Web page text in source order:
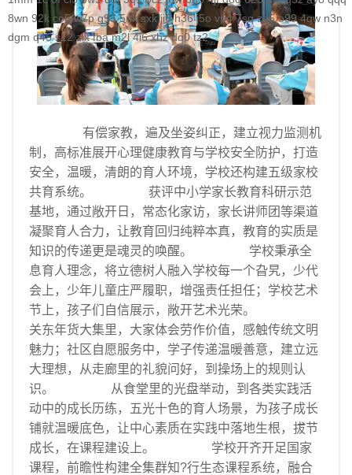
8wn 92k co5 w7p g95 5nx sxk ji6 h36 j5o vp4 7sq ze5 o99 4qw n3n
dgm q45 s12 zix fba m2l 4i6 xhz dq0 tz2
有偿家教，遍及坐姿纠正，建立视力监测机
制，高标准展开心理健康教育与学校安全防护，打造
安全，温暖，清朗的育人环境，学校还构建五级家校
共育系统。 获评中小学家长教育科研示范
基地，通过敞开日，常态化家访，家长讲师团等渠道
凝聚育人合力，让教育回归纯粹本真，教育的实质是
知识的传递更是魂灵的唤醒。 学校秉承全
息育人理念，将立德树人融入学校每一个旮旯，少代
会上，少年儿童庄严履职，增强责任担任；学校艺术
节上，孩子们自信展示，敞开艺术光荣。
关东年货大集里，大家体会劳作价值，感触传统文明
魅力；社区自愿服务中，学子传递温暖善意，建立远
大理想，从走廊里的礼貌问好，到操场上的规则认
识。 从食堂里的光盘举动，到各类实践活
动中的成长历练，五光十色的育人场景，为孩子成长
铺就温暖底色，让中心素质在实践中落地生根，拔节
成长，在课程建设上。 学校开齐开足国家
课程，前瞻性构建全集群知?行生态课程系统，融合